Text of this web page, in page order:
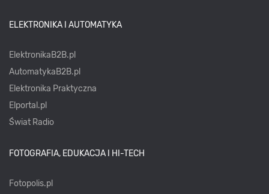
ELEKTRONIKA I AUTOMATYKA
ElektronikaB2B.pl
AutomatykaB2B.pl
Elektronika Praktyczna
Elportal.pl
Świat Radio
FOTOGRAFIA, EDUKACJA I HI-TECH
Fotopolis.pl